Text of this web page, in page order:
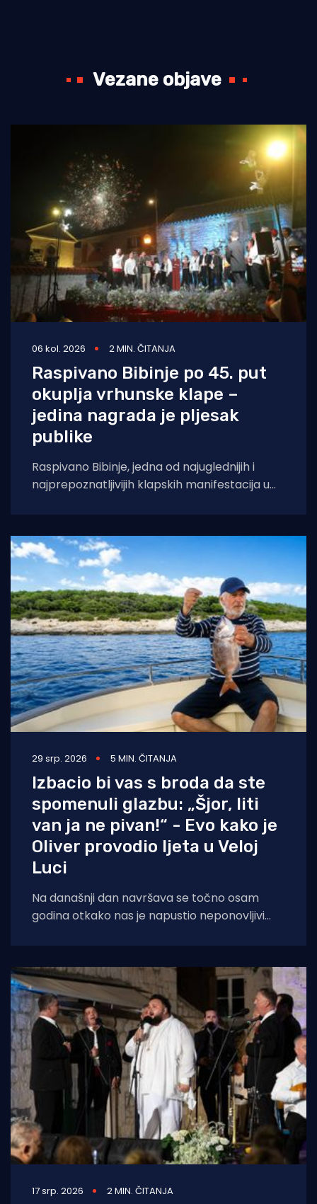
Vezane objave
06 kol. 2026 2 MIN. ČITANJA
Raspivano Bibinje po 45. put
okuplja vrhunske klape –
jedina nagrada je pljesak
publike
Raspivano Bibinje, jedna od najuglednijih i
najprepoznatljivijih klapskih manifestacija u
29 srp. 2026 5 MIN. ČITANJA
Izbacio bi vas s broda da ste
spomenuli glazbu: „Šjor, liti
van ja ne pivan!“ - Evo kako je
Oliver provodio ljeta u Veloj
Luci
Na današnji dan navršava se točno osam
godina otkako nas je napustio neponovljivi
17 srp. 2026 2 MIN. ČITANJA